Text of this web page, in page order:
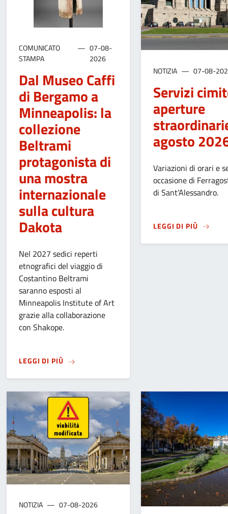
COMUNICATO
STAMPA
07-08-
2026
Dal Museo Caffi
di Bergamo a
Minneapolis: la
collezione
Beltrami
protagonista di
una mostra
internazionale
sulla cultura
Dakota
Nel 2027 sedici reperti
etnografici del viaggio di
Costantino Beltrami
saranno esposti al
Minneapolis Institute of Art
grazie alla collaborazione
con Shakope.
LEGGI DI PIÙSUDAL MUSEO CAFFI DI BERGAMO A
NOTIZIA 07-08-
Servizi
aperture
agosto
Variazioni di orari e
occasione di
di Sant’Alessandro.
LEGGI DI PIÙSU
NOTIZIA 07-08-2026